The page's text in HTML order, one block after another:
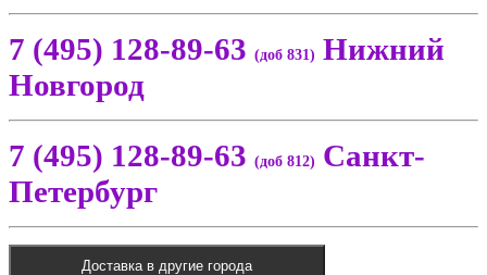
7 (495) 128-89-63 (доб 831) Нижний
Новгород
7 (495) 128-89-63 (доб 812) Санкт-
Петербург
Доставка в другие города